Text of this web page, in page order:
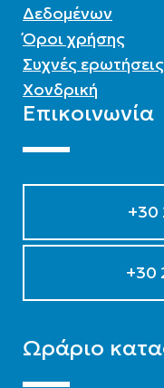
Δεδομένων
Όροι χρήσης
Συχνές ερωτήσεις
Χονδρική
Επικοινωνία
+30
+30
Ωράριο